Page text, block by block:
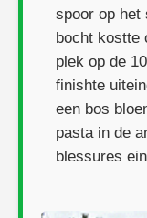
spoor op het
bocht kostte
plek op de
finishte
een bos
pasta in de
blessures